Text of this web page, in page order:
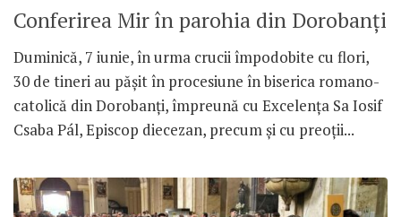
Conferirea Mir în parohia din Dorobanți
Duminică, 7 iunie, în urma crucii împodobite cu flori,
30 de tineri au pășit în procesiune în biserica romano-
catolică din Dorobanți, împreună cu Excelența Sa Iosif
Csaba Pál, Episcop diecezan, precum și cu preoții...